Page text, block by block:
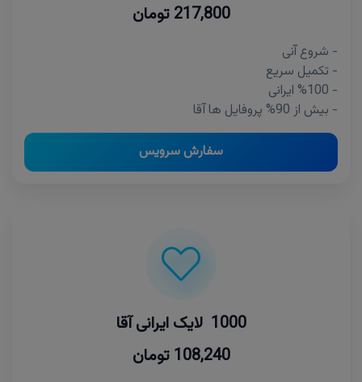
217,800 تومان
- شروع آنی
- تکمیل سریع
- %100 ایرانی
- بیش از 90% پروفایل ها آقا
سفارش سرویس
1000 لایک ایرانی آقا
108,240 تومان